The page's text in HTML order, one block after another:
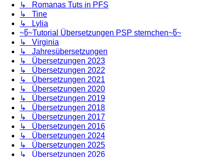
↳ Romanas Tuts in PFS
↳ Tine
↳ Lylia
~წ~Tutorial Übersetzungen PSP sternchen~წ~
↳ Virginia
↳ Jahresübersetzungen
↳ Übersetzungen 2023
↳ Übersetzungen 2022
↳ Übersetzungen 2021
↳ Übersetzungen 2020
↳ Übersetzungen 2019
↳ Übersetzungen 2018
↳ Übersetzungen 2017
↳ Übersetzungen 2016
↳ Übersetzungen 2024
↳ Übersetzungen 2025
↳ Übersetzungen 2026